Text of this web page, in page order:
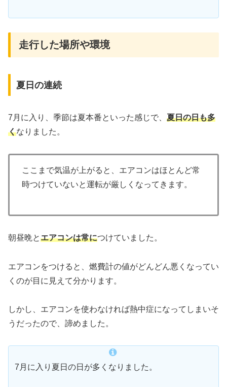
走行した場所や環境
夏日の連続
7月に入り、季節は夏本番といった感じで、 夏日の日も多
くなりました。
ここまで気温が上がると、エアコンはほとんど常
時つけていないと運転が厳しくなってきます。
朝昼晩とエアコンは常につけていました。
エアコンをつけると、燃費計の値がどんどん悪くなってい
くのが目に見えて分かります。
しかし、エアコンを使わなければ熱中症になってしまいそ
うだったので、諦めました。
7月に入り夏日の日が多くなりました。